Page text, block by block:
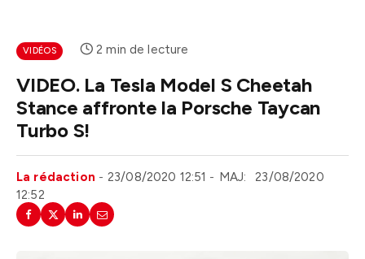
VIDÉOS 2 min de lecture
VIDEO. La Tesla Model S Cheetah
Stance affronte la Porsche Taycan
Turbo S!
La rédaction 23/08/2020 12:51 MAJ:
23/08/2020
12:52